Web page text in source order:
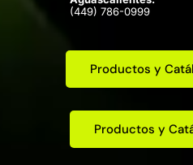
(449) 786-0999
Productos y
Productos y